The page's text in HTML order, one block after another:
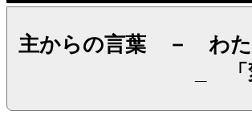
主からの言葉 － わ
_ 「